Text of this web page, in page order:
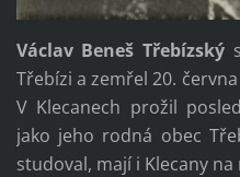
Václav Beneš Třebízský
Třebízi a zemřel 20.
V Klecanech prožil
jako jeho rodná obec
studoval, mají i Klecany